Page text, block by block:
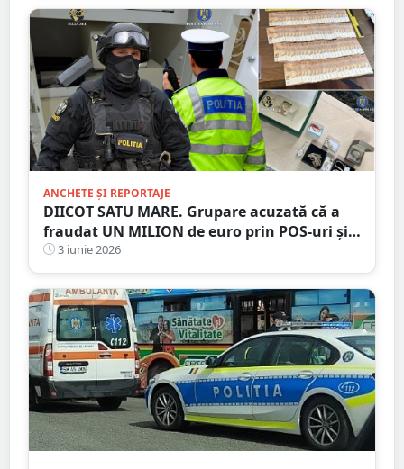
ANCHETE ȘI REPORTAJE
DIICOT SATU MARE. Grupare acuzată că a
fraudat UN MILION de euro prin POS-uri și
carduri compromise
3 iunie 2026